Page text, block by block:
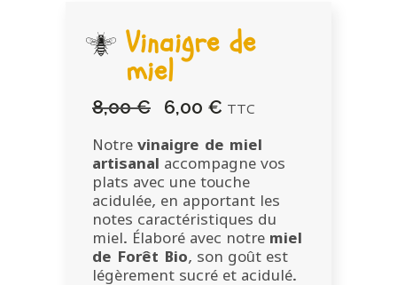
Vinaigre de
miel
8,00€
Le
initial
était :
8,00 €.
6,00 € Le
actuel
est :
6,00 €.
TTC
Notre vinaigre de miel
artisanal accompagne vos
plats avec une touche
acidulée, en apportant les
notes caractéristiques du
miel. Élaboré avec notre miel
de Forêt Bio, son goût est
légèrement sucré et acidulé.